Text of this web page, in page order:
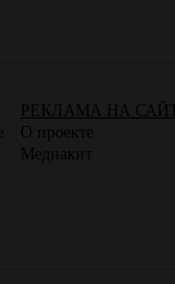
РЕКЛАМА НА
О проекте
Медиакит